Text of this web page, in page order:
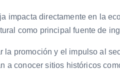
impacta directamente en la
como principal fuente de
promoción y el impulso al
a conocer sitios históricos